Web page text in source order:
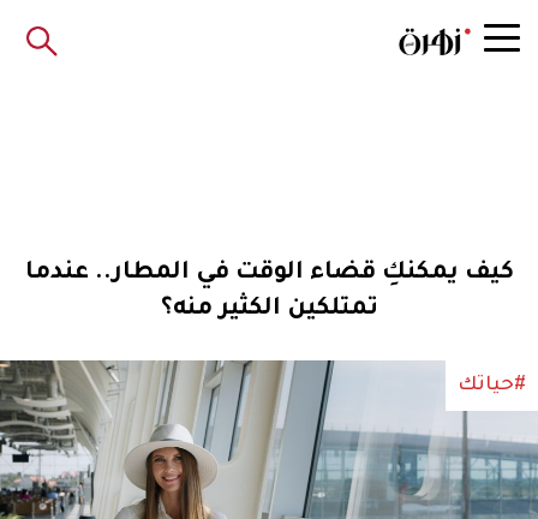
كيف يمكنكِ قضاء الوقت في المطار.. عندما
تمتلكين الكثير منه؟
#حياتك